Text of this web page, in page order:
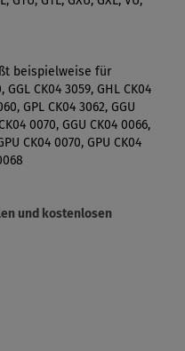
beispielweise für
CK04 3059, GHL CK04
GPL CK04 3062, GGU
0070, GGU CK04 0066,
CK04 0070, GPU CK04
und kostenlosen